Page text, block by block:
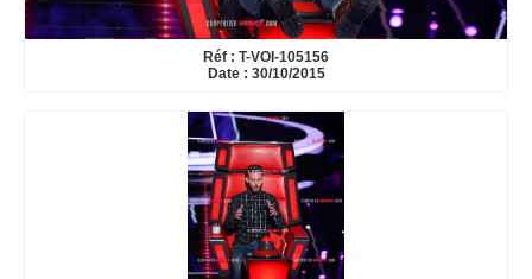
Réf : T-VOI-105156
Date : 30/10/2015